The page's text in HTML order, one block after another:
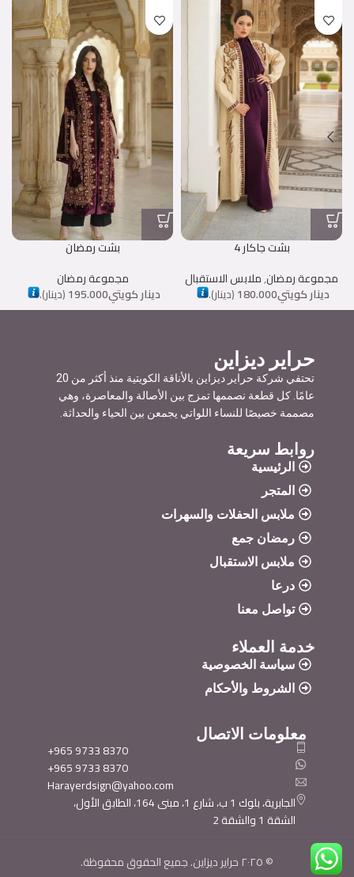
بشت جاكار 4
مجموعة رمضان,ملابس الاستقبال
دينار كويتي180.000
(دينار).
بشت رمضان
مجموعة رمضان
دينار كويتي195.000
(دينار).
حراير ديزاين
تحتفي شركة حراير ديزاين بالأناقة الكويتية منذ أكثر من 20
عامًا. كل قطعة نصممها تمزج بين الأصالة والمعاصرة، وهي
مصممة خصيصًا للنساء اللواتي يجمعن بين الحياء والحداثة.
روابط سريعة
الرئيسية
المتجر
ملابس الحفلات والسهرات
رمضان جمع
ملابس الاستقبال
درعا
تواصل معنا
خدمة العملاء
سياسة الخصوصية
الشروط والأحكام
معلومات الاتصال
+965 9733 8370
+965 9733 8370
Harayerdsign@yahoo.com
الجابرية، بلوك 1 ب، شارع 1، مبنى 164، الطابق الأول،
الشقة 1 والشقة 2
© ٢٠٢٥ حراير ديزاين. جميع الحقوق محفوظة.